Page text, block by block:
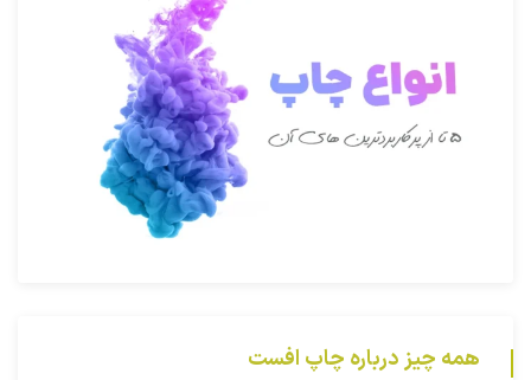
همه چیز درباره چاپ افست